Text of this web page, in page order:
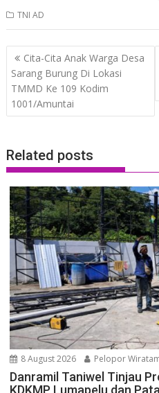
TNI AD
Post
navigation
Cita-Cita Anak Warga Desa
Sarang Burung Di Lokasi
TMMD Ke 109 Kodim
1001/Amuntai
Related posts
8 August 2026 Pelopor
Danramil Taniwel Tinjau
KDKMP Lumapelu dan